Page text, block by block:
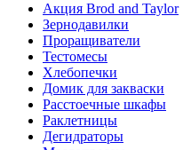
Акция Brod and Taylor
Зернодавилки
Проращиватели
Тестомесы
Хлебопечки
Домик для закваски
Расстоечные шкафы
Раклетницы
Дегидраторы